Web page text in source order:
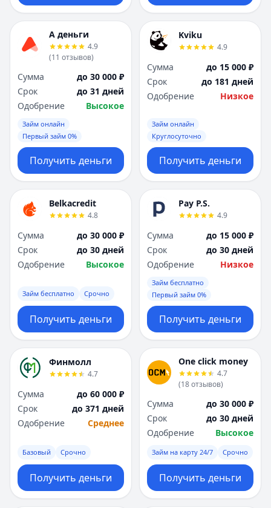
А деньги
4.9
(11 отзывов)
Сумма
до 30 000 ₽
Срок
до 31 дней
Одобрение
Высокое
Займ онлайн
Первый займ 0%
Получить деньги
Kviku
4.9
Сумма
до 15 000 ₽
Срок
до 181 дней
Одобрение
Низкое
Займ онлайн
Круглосуточно
Получить деньги
Belkacredit
4.8
Сумма
до 30 000 ₽
Срок
до 30 дней
Одобрение
Высокое
Займ бесплатно Срочно
Получить деньги
Pay P.S.
4.9
Сумма
до 15 000 ₽
Срок
до 30 дней
Одобрение
Низкое
Займ бесплатно
Первый займ 0%
Получить деньги
Финмолл
4.7
Сумма
до 60 000 ₽
Срок
до 371 дней
Одобрение
Среднее
Базовый Срочно
Получить деньги
One click money
4.7
(18отзывов)
Сумма
до 30 000 ₽
Срок
до 30 дней
Одобрение
Высокое
Займ на карту 24/7 Срочно
Получить деньги